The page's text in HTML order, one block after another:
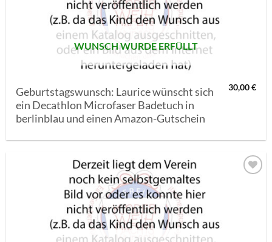
WUNSCH WURDE ERFÜLLT
Geburtstagswunsch: Laurice wünscht sich
ein Decathlon Microfaser Badetuch in
berlinblau und einen Amazon-Gutschein
30,00€